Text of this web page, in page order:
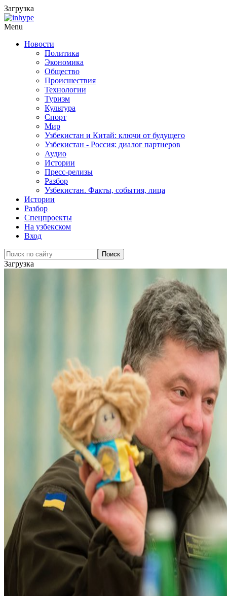
Загрузка
Menu
Новости
Политика
Экономика
Общество
Происшествия
Технологии
Туризм
Культура
Спорт
Мир
Узбекистан и Китай: ключи от будущего
Узбекистан - Россия: диалог партнеров
Аудио
Истории
Пресс-релизы
Разбор
Узбекистан. Факты, события, лица
Истории
Разбор
Спецпроекты
На узбекском
Вход
Загрузка